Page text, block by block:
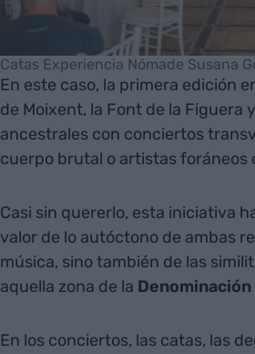
Catas Experiencia Nómade Susana
En este caso, la primera edición
de Moixent, la Font de la Figuera
ancestrales con conciertos
cuerpo brutal o artistas foráneos
Casi sin quererlo, esta iniciativa
valor de lo autóctono de ambas
música, sino también de las
aquella zona de la
En los conciertos, las catas, las